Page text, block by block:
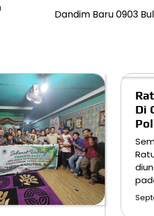
Dandim Baru 0903
Di